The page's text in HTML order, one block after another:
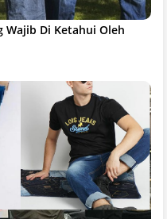
Wajib Di Ketahui Oleh